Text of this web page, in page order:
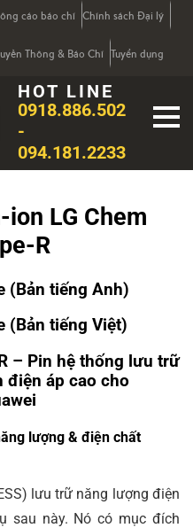
cáo báo chí Chính sách Đại lý
Thông & Báo Chí Tuyển dụng
HOT LINE
0918.886.502
-
094.181.2233
LG Chem
R
(Bản tiếng Anh)
(Bản tiếng Việt)
– Pin hệ thống lưu trữ
điện áp cao cho
lượng & điện chất
lưu trữ năng lượng điện
sau này. Nó có mục đích